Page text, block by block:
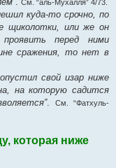
См. “аль-Мухалля” 4/73.
куда-то срочно, по
щиколотки, или же он
перед ними
сражения, то нет в
свой изар ниже
на которую садится
.
См. “Фатхуль-
которая ниже